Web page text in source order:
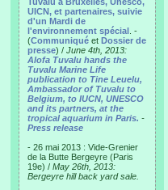
UICN, et partenaires, suivie
d'un Mardi de
l'environnement spécial . -
(Communiqué et Dossier de
presse) / June 4th, 2013:
Alofa Tuvalu hands the
Tuvalu Marine Life
publication to Tine Leuelu,
Ambassador of Tuvalu to
Belgium, to IUCN, UNESCO
and its partners, at the
tropical aquarium in Paris. -
Press release
- 26 mai 2013 : Vide-Grenier
de la Butte Bergeyre (Paris
19e) / May 26th, 2013:
Bergeyre hill back yard sale.